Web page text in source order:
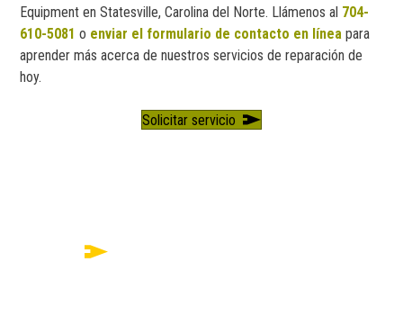
Equipment en Statesville, Carolina del Norte. Llámenos al 704-
610-5081 o enviar el formulario de contacto en línea para
aprender más acerca de nuestros servicios de reparación de
hoy.
Solicitar servicio